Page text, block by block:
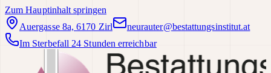
Zum Hauptinhalt springen
Auergasse 8a, 6170 Zirl
neurauter@bestattungsinstitut.at
Im Sterbefall 24 Stunden erreichbar